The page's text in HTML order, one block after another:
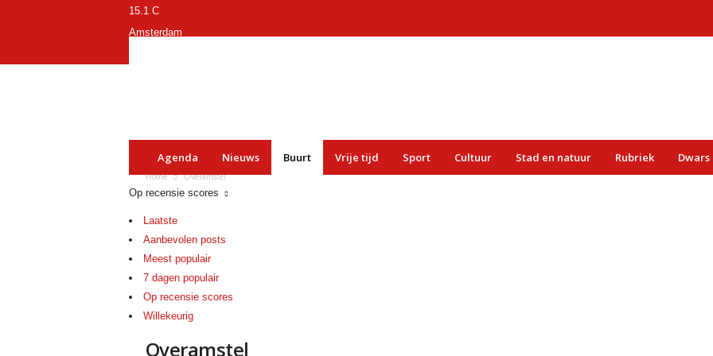
15.1 C
Amsterdam
o
n
e
a
s
t
r
d
m
Agenda Nieuws Buurt Vrije tijd Sport Cultuur Stad en natuur Rubriek Dwars
Home Overamstel
Op recensie scores
Laatste
Aanbevolen posts
Meest populair
7 dagen populair
Op recensie scores
Willekeurig
Overamstel